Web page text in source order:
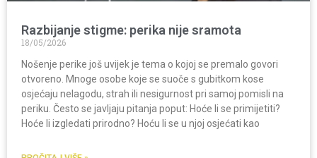
Razbijanje stigme: perika nije sramota
18/05/2026
Nošenje perike još uvijek je tema o kojoj se premalo govori
otvoreno. Mnoge osobe koje se suoče s gubitkom kose
osjećaju nelagodu, strah ili nesigurnost pri samoj pomisli na
periku. Često se javljaju pitanja poput: Hoće li se primijetiti?
Hoće li izgledati prirodno? Hoću li se u njoj osjećati kao